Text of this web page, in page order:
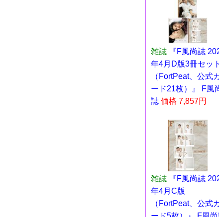
雑誌
『F風尚誌
年4月D版3冊セット
（FortPeat、公式
ード21枚）』 F風
誌 価格 7,857円
雑誌
『F風尚誌
年4月C版
（FortPeat、公式